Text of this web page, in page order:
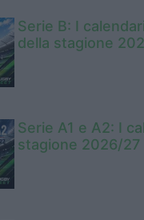
Serie B: I
della stagione
Serie A1 e A2: I
stagione 2026/27